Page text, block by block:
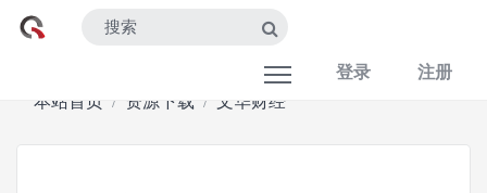
登录
注册
本站首页
资源下载 文华财经